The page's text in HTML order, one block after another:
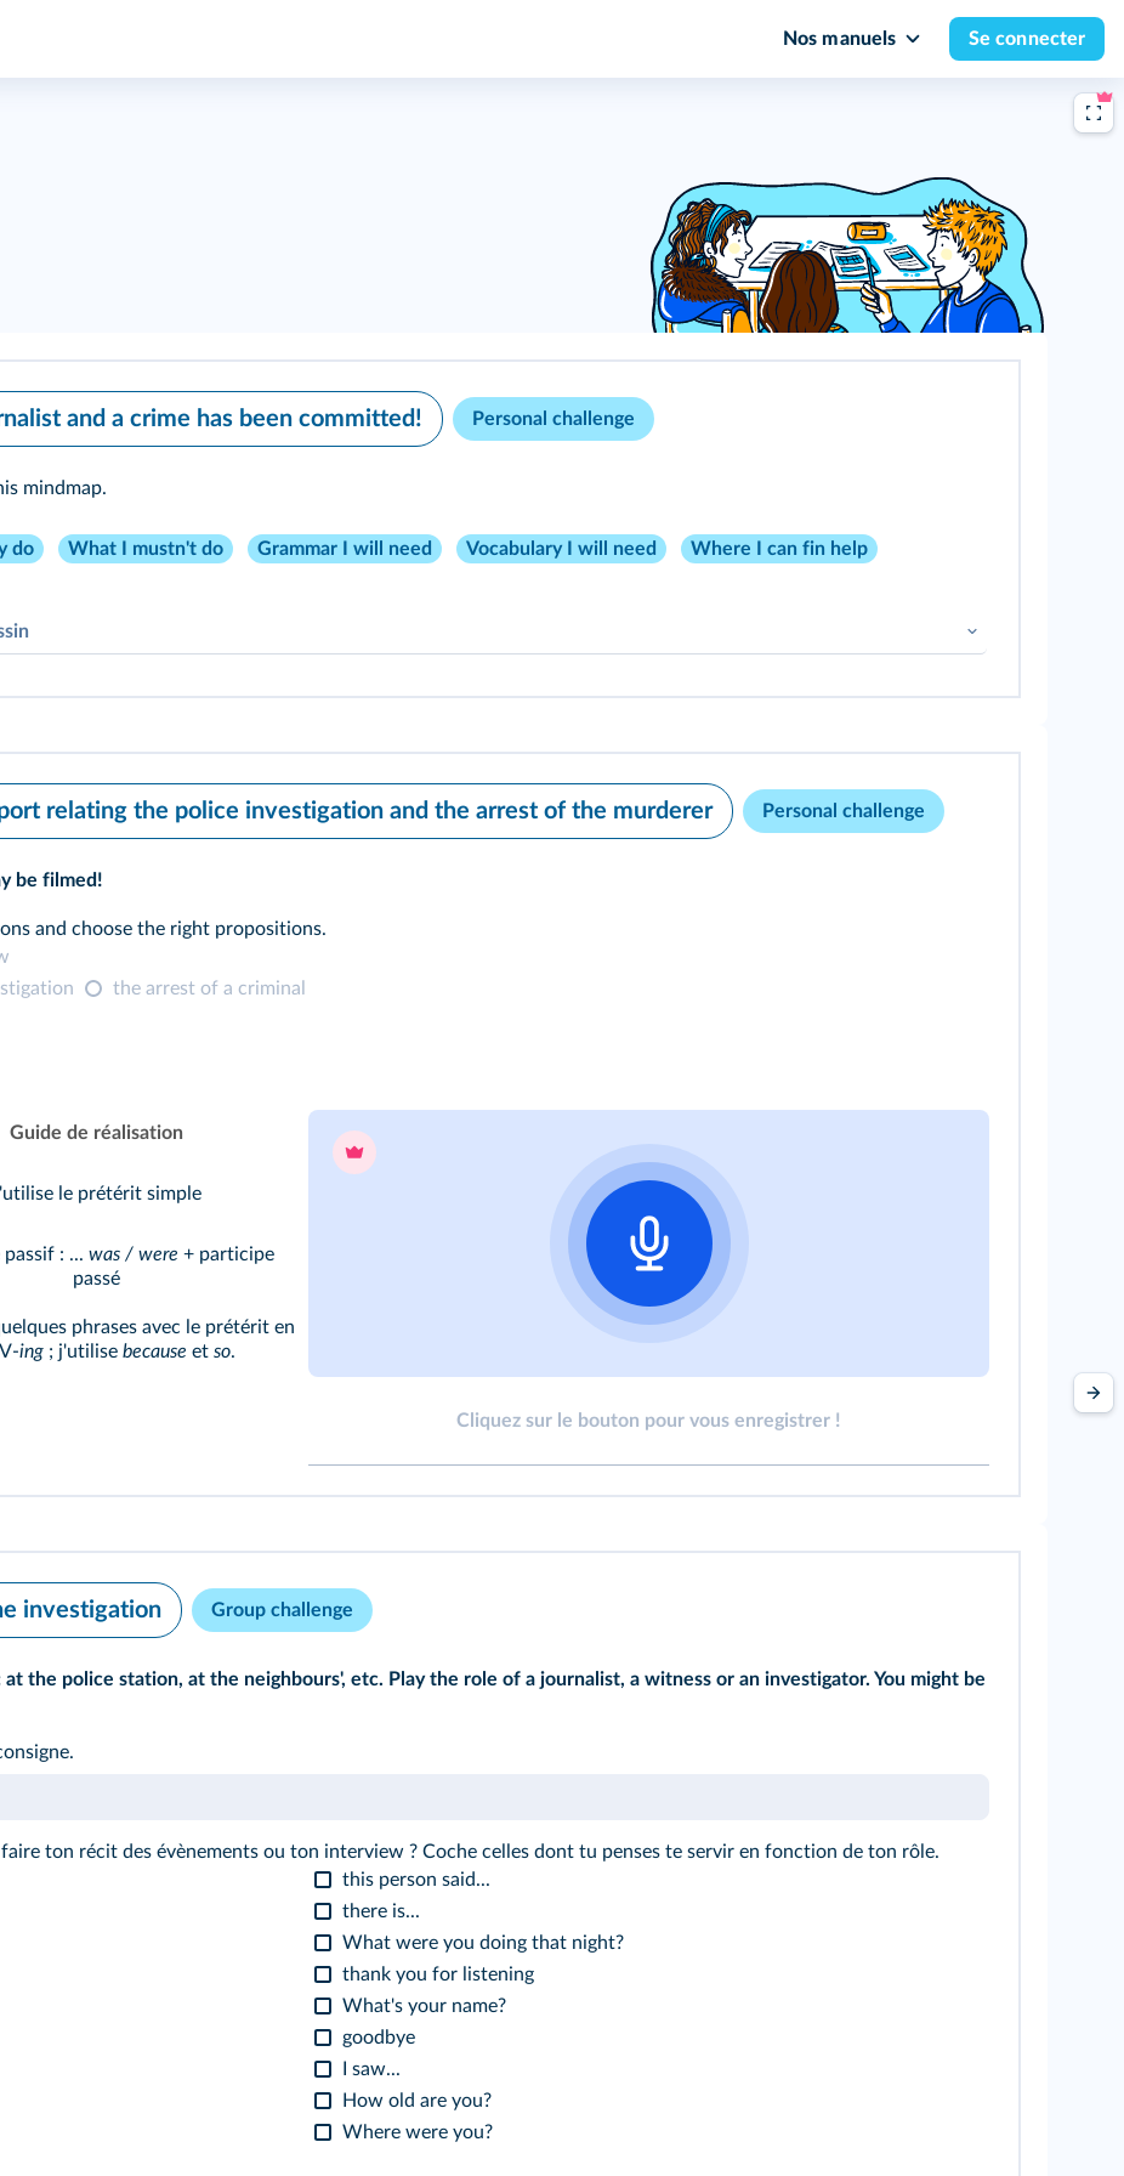
Nos manuels Se connecter
and a crime has been committed! Personal challenge
mindmap.
do What I mustn't do Grammar I will need Vocabulary I will need Where I can fin help
relating the police investigation and the arrest of the murderer Personal challenge
be filmed!
and choose the right propositions.
the arrest of a criminal
Guide de réalisation
le prétérit simple
: ... was / were + participe
passé
phrases avec le prétérit en
ing ; j'utilise because et so.
Cliquez sur le bouton pour vous enregistrer !
investigation Group challenge
the police station, at the neighbours', etc. Play the role of a journalist, a witness or an investigator. You might be
ton récit des évènements ou ton interview ? Coche celles dont tu penses te servir en fonction de ton rôle.
this person said...
there is...
What were you doing that night?
thank you for listening
What's your name?
goodbye
I saw...
How old are you?
Where were you?